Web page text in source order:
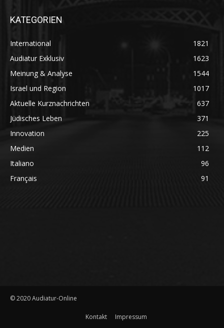
KATEGORIEN
International
1821
Audiatur Exklusiv
1623
Meinung & Analyse
1544
Israel und Region
1017
Aktuelle Kurznachrichten
637
Jüdisches Leben
371
Innovation
225
Medien
112
Italiano
96
Français
91
© 2020 Audiatur-Online
Kontakt Impressum